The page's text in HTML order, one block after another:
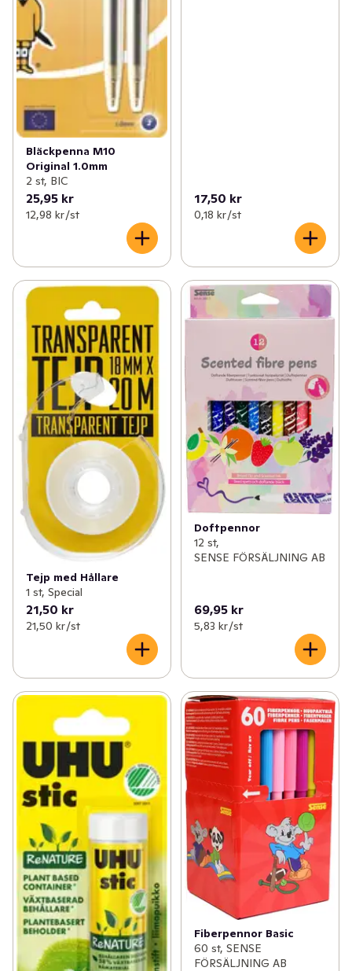
Bläckpenna M10
Original 1.0mm
2 st, BIC
25,95 kr
12,98 kr /st
17,50 kr
0,18 kr /st
Tejp med Hållare
1 st, Special
21,50 kr
21,50 kr /st
Doftpennor
12 st,
SENSE FÖRSÄLJNING AB
69,95 kr
5,83 kr /st
Fiberpennor Basic
60 st, SENSE
FÖRSÄLJNING AB